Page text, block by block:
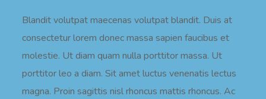
Blandit volutpat maecenas volutpat blandit. Duis at
consectetur lorem donec massa sapien faucibus et
molestie. Ut diam quam nulla porttitor massa. Ut
porttitor leo a diam. Sit amet luctus venenatis lectus
magna. Proin sagittis nisl rhoncus mattis rhoncus. Ac